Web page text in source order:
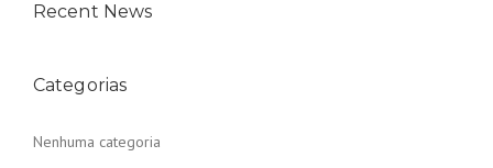
Recent News
Categorias
Nenhuma categoria